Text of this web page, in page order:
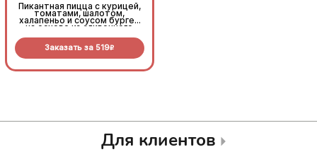
Пикантная пицца с курицей,
томатами, шалотом,
халапеньо и соусом бургер
на основе из сливочного
Заказать за 519R
Для клиентов